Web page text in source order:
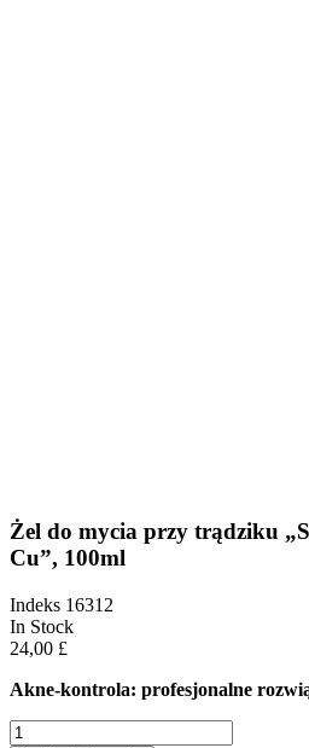
Żel do mycia przy trądziku
Cu”, 100ml
Indeks 16312
In Stock
24,00 £
Akne-kontrola: profesjonalne